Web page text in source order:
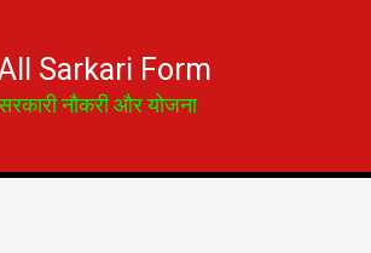
Sarkari Form
नौकरी और योजना